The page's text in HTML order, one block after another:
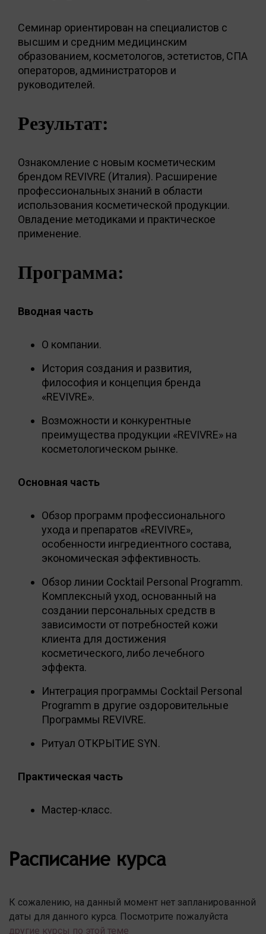
Семинар ориентирован на специалистов с
высшим и средним медицинским
образованием, косметологов, эстетистов, СПА
операторов, администраторов и
руководителей.
Результат:
Ознакомление с новым косметическим
брендом REVIVRE (Италия). Расширение
профессиональных знаний в области
использования косметической продукции.
Овладение методиками и практическое
применение.
Программа:
Вводная часть
О компании.
История создания и развития,
философия и концепция бренда
«REVIVRE».
Возможности и конкурентные
преимущества продукции «REVIVRE» на
косметологическом рынке.
Основная часть
Обзор программ профессионального
ухода и препаратов «REVIVRE»,
особенности ингредиентного состава,
экономическая эффективность.
Обзор линии Cocktail Personal Programm.
Комплексный уход, основанный на
создании персональных средств в
зависимости от потребностей кожи
клиента для достижения
косметического, либо лечебного
эффекта.
Интеграция программы Cocktail Personal
Programm в другие оздоровительные
Программы REVIVRE.
Ритуал ОТКРЫТИЕ SYN.
Практическая часть
Мастер-класс.
Расписание курса
К сожалению, на данный момент нет запланированной
даты для данного курса. Посмотрите пожалуйста
другие курсы по этой теме